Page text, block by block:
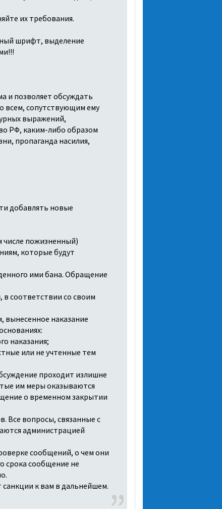
их требования.
шрифт, выделение
и позволяет обсуждать
всем, сопутствующим ему
выражений,
РФ, каким-либо образом
пропаганда насилия,
добавлять новые
числе пожизненный)
которые будут
ими бана. Обращение
в соответствии со своим
вынесенное наказание
наказания;
или не учтенные тем
проходит излишне
им меры оказываются
о временном закрытии
Все вопросы, связанные с
администрацией
сообщений, о чем они
срока сообщение не
к вам в дальнейшем.